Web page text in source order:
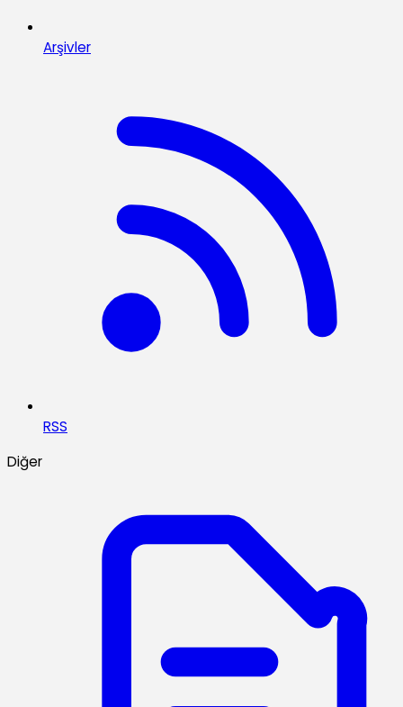
Arşivler
RSS
Diğer